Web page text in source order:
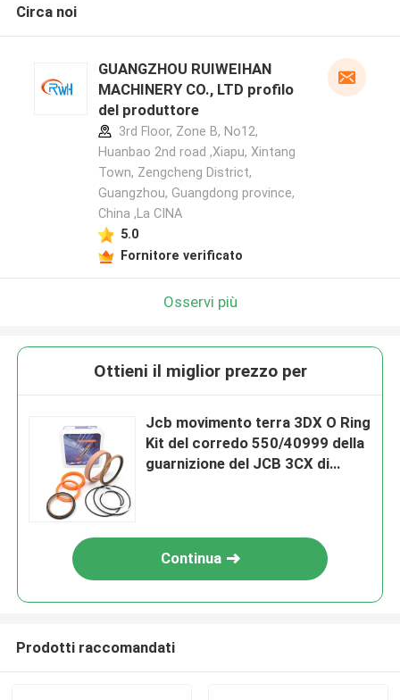
Circa noi
GUANGZHOU RUIWEIHAN
MACHINERY CO., LTD profilo
del produttore
3rd Floor, Zone B, No12,
Huanbao 2nd road ,Xiapu, Xintang
Town, Zengcheng District,
Guangzhou, Guangdong province,
China ,La CINA
5.0
Fornitore verificato
Osservi più
Ottieni il miglior prezzo per
Jcb movimento terra 3DX O Ring
Kit del corredo 550/40999 della
guarnizione del JCB 3CX di
Continua
Prodotti raccomandati